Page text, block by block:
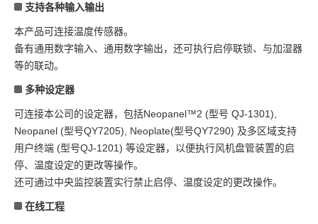
支持各种输入输出
本产品可连接温度传感器。
备有通用数字输入、通用数字输出，还可执行启停联锁、与加湿器
等的联动。
多种设定器
可连接本公司的设定器，包括Neopanel™2 (型号 QJ-1301),
Neopanel (型号QY7205), Neoplate(型号QY7290) 及多区域支持
用户终端 (型号QJ-1201) 等设定器，以便执行风机盘管装置的启
停、温度设定的更改等操作。
还可通过中央监控装置实行禁止启停、温度设定的更改操作。
在线工程